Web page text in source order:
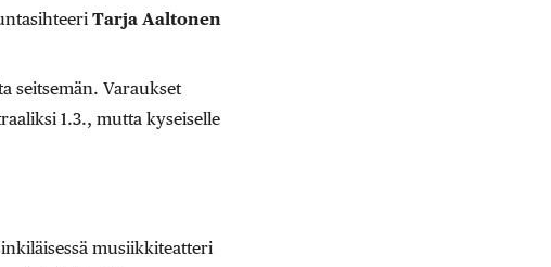
Tarja Aaltonen
seitsemän. Varaukset
1.3., mutta kyseiselle
musiikkiteatteri